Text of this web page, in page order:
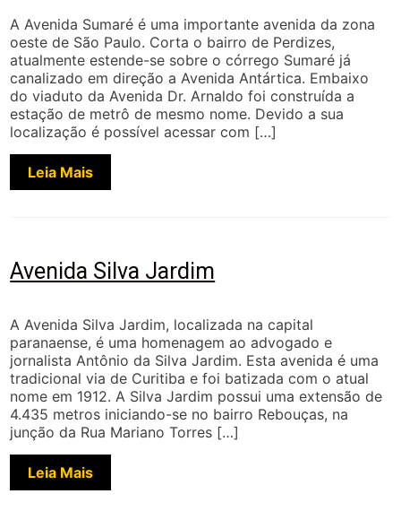
A Avenida Sumaré é uma importante avenida da zona
oeste de São Paulo. Corta o bairro de Perdizes,
atualmente estende-se sobre o córrego Sumaré já
canalizado em direção a Avenida Antártica. Embaixo
do viaduto da Avenida Dr. Arnaldo foi construída a
estação de metrô de mesmo nome. Devido a sua
localização é possível acessar com […]
Leia Mais
Avenida Silva Jardim
A Avenida Silva Jardim, localizada na capital
paranaense, é uma homenagem ao advogado e
jornalista Antônio da Silva Jardim. Esta avenida é uma
tradicional via de Curitiba e foi batizada com o atual
nome em 1912. A Silva Jardim possui uma extensão de
4.435 metros iniciando-se no bairro Rebouças, na
junção da Rua Mariano Torres […]
Leia Mais